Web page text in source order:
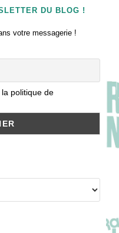
DU BLOG !
votre messagerie !
politique de